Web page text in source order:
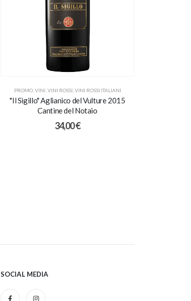
PROMO, VINI VINI ROSSI VINI ROSSI ITALIANI
"Il Sigillo" Aglianico del Vulture 2015
Cantine del Notaio
34,00€
SOCIAL MEDIA